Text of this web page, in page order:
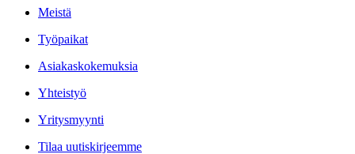
Meistä
Työpaikat
Asiakaskokemuksia
Yhteistyö
Yritysmyynti
Tilaa uutiskirjeemme